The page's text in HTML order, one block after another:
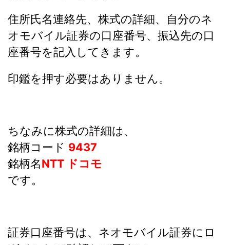
住所氏名連絡先、株式の詳細、自分のネ
オモバイル証券の口座番号、振込先の口
座番号を記入してきます。
印鑑を押す必要はありません。
ちなみに株式の詳細は、
銘柄コード 9437
銘柄名NTT ドコモ
です。
証券口座番号は、ネオモバイル証券にロ